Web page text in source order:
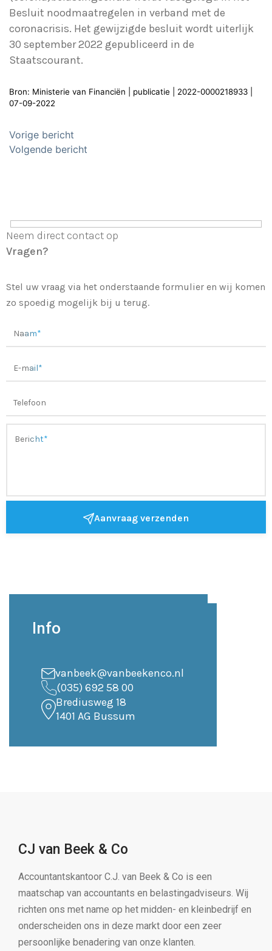
Besluit noodmaatregelen in verband met de
coronacrisis. Het gewijzigde besluit wordt uiterlijk
30 september 2022 gepubliceerd in de
Staatscourant.
Bron: Ministerie van Financiën | publicatie | 2022-0000218933 |
07-09-2022
Bericht
navigatie
Vorige bericht
Volgende bericht
Neem direct contact op
Vragen?
Stel uw vraag via het onderstaande formulier en wij komen
zo spoedig mogelijk bij u terug.
Aanvraag verzenden
Info
vanbeek@vanbeekenco.nl
(035) 692 58 00
Brediusweg 18
1401 AG Bussum
CJ van Beek & Co
Accountantskantoor C.J. van Beek & Co is een
maatschap van accountants en belastingadviseurs. Wij
richten ons met name op het midden- en kleinbedrijf en
onderscheiden ons in deze markt door een zeer
persoonlijke benadering van onze klanten.